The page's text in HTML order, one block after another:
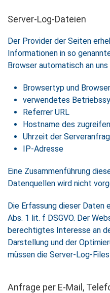
Server-Log-Dateien
Der Provider der Seiten
Informationen in so
Browser automatisch an
Browsertyp und
verwendetes
Referrer URL
Hostname des
Uhrzeit der
IP-Adresse
Eine Zusammenführung
Datenquellen wird nicht
Die Erfassung dieser Daten
Abs. 1 lit. f DSGVO. Der
berechtigtes Interesse an
Darstellung und der
müssen die Server-Log-
Anfrage per E-Mail,